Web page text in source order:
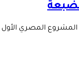
المصري الأول